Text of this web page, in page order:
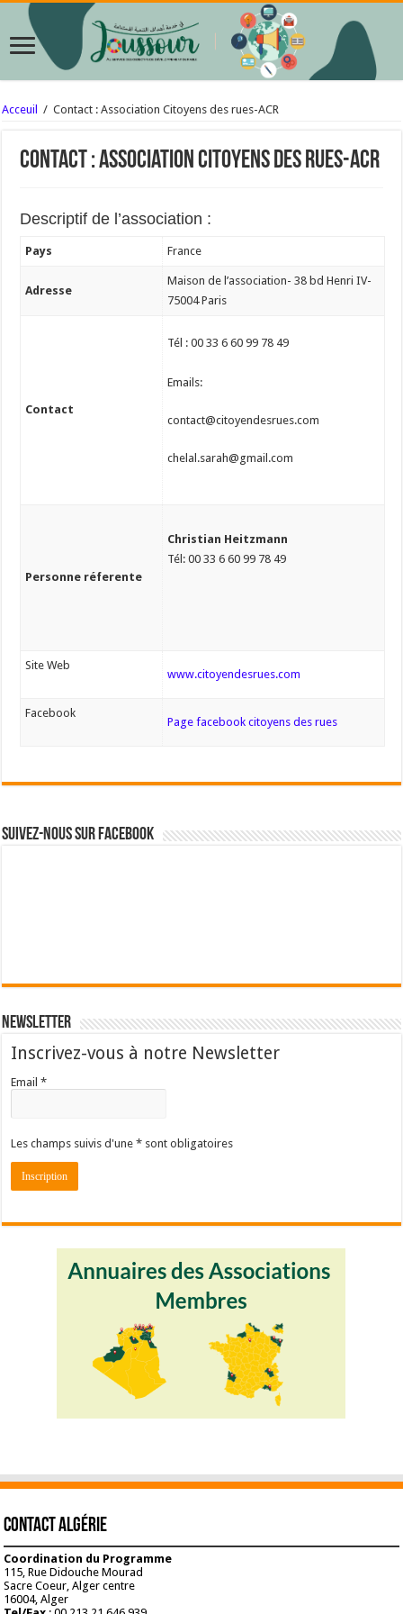
Acceuil / Contact : Association Citoyens des rues-ACR
Contact : Association Citoyens des rues-ACR
Descriptif de l’association :
Pays France
Adresse
Maison de l’association- 38 bd Henri IV-
75004 Paris
Contact
Tél : 00 33 6 60 99 78 49
Emails:
contact@citoyendesrues.com
chelal.sarah@gmail.com
Personne réferente
Christian Heitzmann
Tél: 00 33 6 60 99 78 49
Site Web
www.citoyendesrues.com
Facebook
Page facebook citoyens des rues
Suivez-nous sur Facebook
Newsletter
Inscrivez-vous à notre Newsletter
Email *
Les champs suivis d'une * sont obligatoires
Contact Algérie
Coordination du Programme
115, Rue Didouche Mourad
Sacre Coeur, Alger centre
16004, Alger